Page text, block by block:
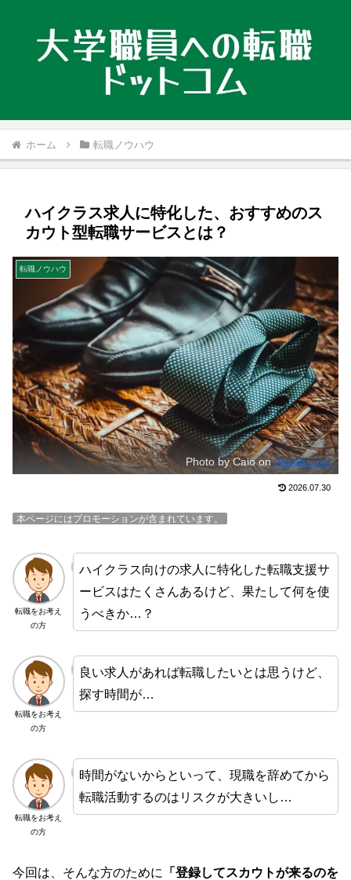
ホーム 転職ノウハウ
ハイクラス求人に特化した、おすすめのス
カウト型転職サービスとは？
転職ノウハウ
Photo by Caio onPexels.com
2026.07.30
本ページにはプロモーションが含まれています。
転職をお考え
の方
ハイクラス向けの求人に特化した転職支援サ
ービスはたくさんあるけど、果たして何を使
うべきか…？
転職をお考え
の方
良い求人があれば転職したいとは思うけど、
探す時間が…
転職をお考え
の方
時間がないからといって、現職を辞めてから
転職活動するのはリスクが大きいし…
今回は、そんな方のために
「登録してスカウトが来るのを